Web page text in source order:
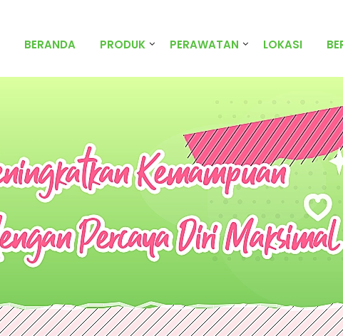
BERANDA PRODUK PERAWATAN LOKASI